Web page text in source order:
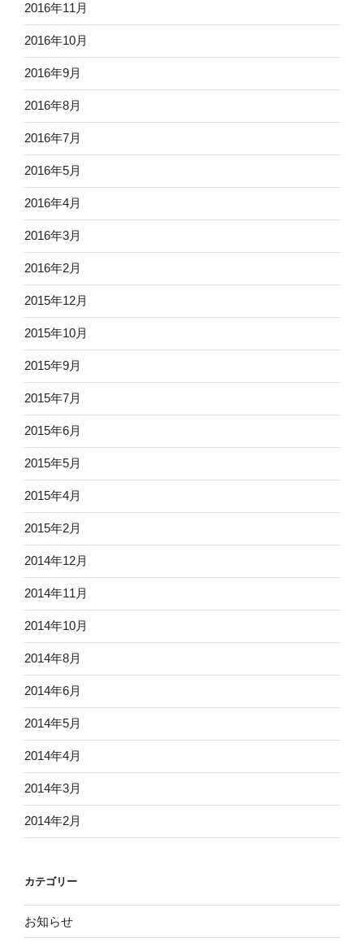
2016年11月
2016年10月
2016年9月
2016年8月
2016年7月
2016年5月
2016年4月
2016年3月
2016年2月
2015年12月
2015年10月
2015年9月
2015年7月
2015年6月
2015年5月
2015年4月
2015年2月
2014年12月
2014年11月
2014年10月
2014年8月
2014年6月
2014年5月
2014年4月
2014年3月
2014年2月
カテゴリー
お知らせ